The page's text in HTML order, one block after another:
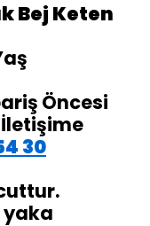
Bej Keten
Öncesi
30
yaka